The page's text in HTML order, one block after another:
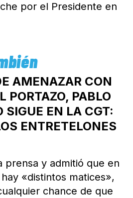
por el Presidente en
AMENAZAR CON
PORTAZO, PABLO
SIGUE EN LA CGT:
ENTRETELONES
prensa y admitió que en
«distintos matices»,
chance de que